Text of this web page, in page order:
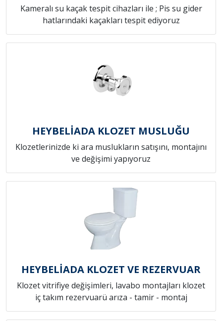
Kameralı su kaçak tespit cihazları ile ; Pis su gider
hatlarındaki kaçakları tespit ediyoruz
HEYBELİADA KLOZET MUSLUĞU
Klozetlerinizde ki ara muslukların satışını, montajını
ve değişimi yapıyoruz
HEYBELİADA KLOZET VE REZERVUAR
Klozet vitrifiye değişimleri, lavabo montajları klozet
iç takım rezervuarü arıza - tamir - montaj